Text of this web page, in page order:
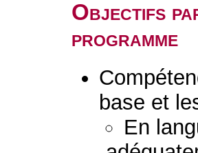
Objectifs
programme
base et
En